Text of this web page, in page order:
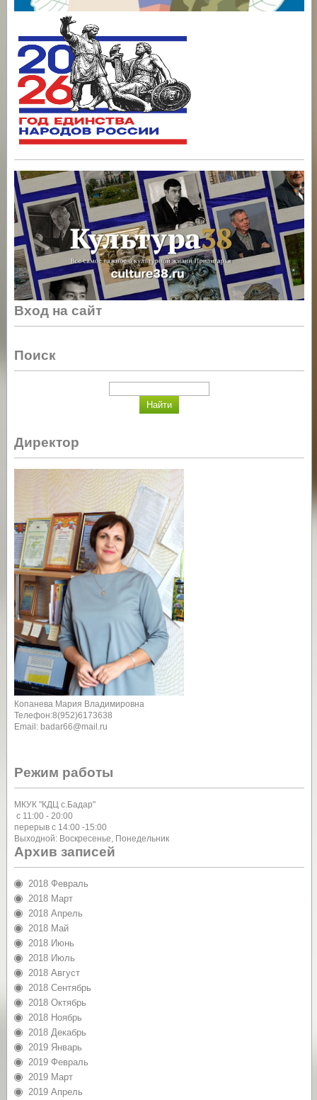
Вход на сайт
Поиск
Директор
Копанева Мария Владимировна
Телефон:8(952)6173638
Email: badar66@mail.ru
Режим работы
МКУК "КДЦ с.Бадар"
с 11:00 - 20:00
перерыв с 14:00 -15:00
Выходной: Воскресенье, Понедельник
Архив записей
2018 Февраль
2018 Март
2018 Апрель
2018 Май
2018 Июнь
2018 Июль
2018 Август
2018 Сентябрь
2018 Октябрь
2018 Ноябрь
2018 Декабрь
2019 Январь
2019 Февраль
2019 Март
2019 Апрель